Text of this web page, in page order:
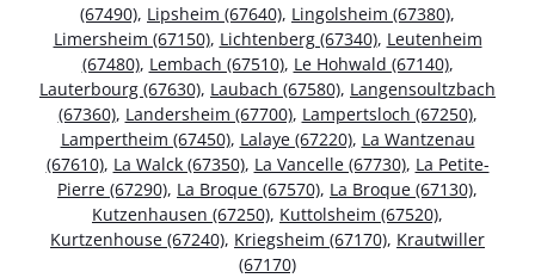
(67490), Lipsheim (67640), Lingolsheim (67380),
Limersheim (67150), Lichtenberg (67340), Leutenheim
(67480), Lembach (67510), Le Hohwald (67140),
Lauterbourg (67630), Laubach (67580), Langensoultzbach
(67360), Landersheim (67700), Lampertsloch (67250),
Lampertheim (67450), Lalaye (67220), La Wantzenau
(67610), La Walck (67350), La Vancelle (67730), La Petite-
Pierre (67290), La Broque (67570), La Broque (67130),
Kutzenhausen (67250), Kuttolsheim (67520),
Kurtzenhouse (67240), Kriegsheim (67170), Krautwiller
(67170)